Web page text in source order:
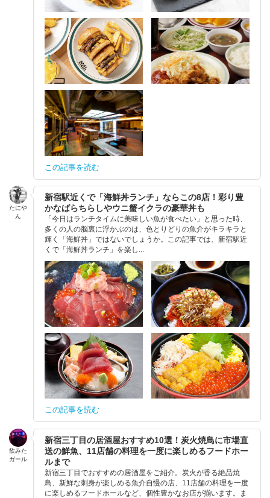
この記事を読む
たにや
ん
新宿駅近くで「海鮮丼ランチ」ならこの8店！彩り豊
かなばらちらしやウニ蟹イクラの豪華丼も
「今日はランチタイムに美味しい魚が食べたい」と思った時、
多くの人の脳裏に浮かぶのは、色とりどりの魚介がキラキラと
輝く「海鮮丼」ではないでしょうか。この記事では、新宿駅近
くで「海鮮丼ランチ」を楽し...
この記事を読む
飲みた
ガール
新宿三丁目の居酒屋おすすめ10選！炭火焼鳥に市場直
送の鮮魚、11店舗の料理を一度に楽しめるフードホー
ルまで
新宿三丁目でおすすめの居酒屋をご紹介。炭火が香る絶品焼
鳥、新鮮な刺身が楽しめる魚介自慢の店、11店舗の料理を一度
に楽しめるフードホールなど、個性豊かなお店が揃います。ま